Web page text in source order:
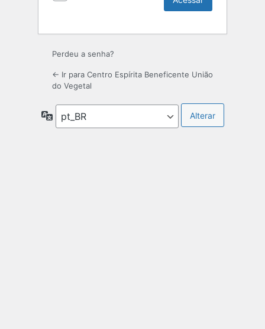
Perdeu a senha?
← Ir para Centro Espírita Beneficente União
do Vegetal
Idioma